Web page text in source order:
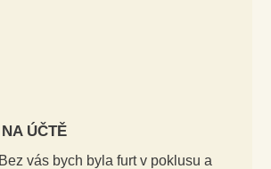
ÚČTĚ
vás bych byla furt v poklusu a